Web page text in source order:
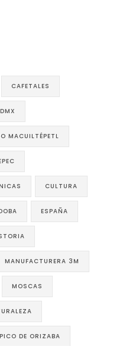
CAFETALES
MACUILTÉPETL
CULTURA
ESPAÑA
MANUFACTURERA 3M
MOSCAS
PICO DE ORIZABA